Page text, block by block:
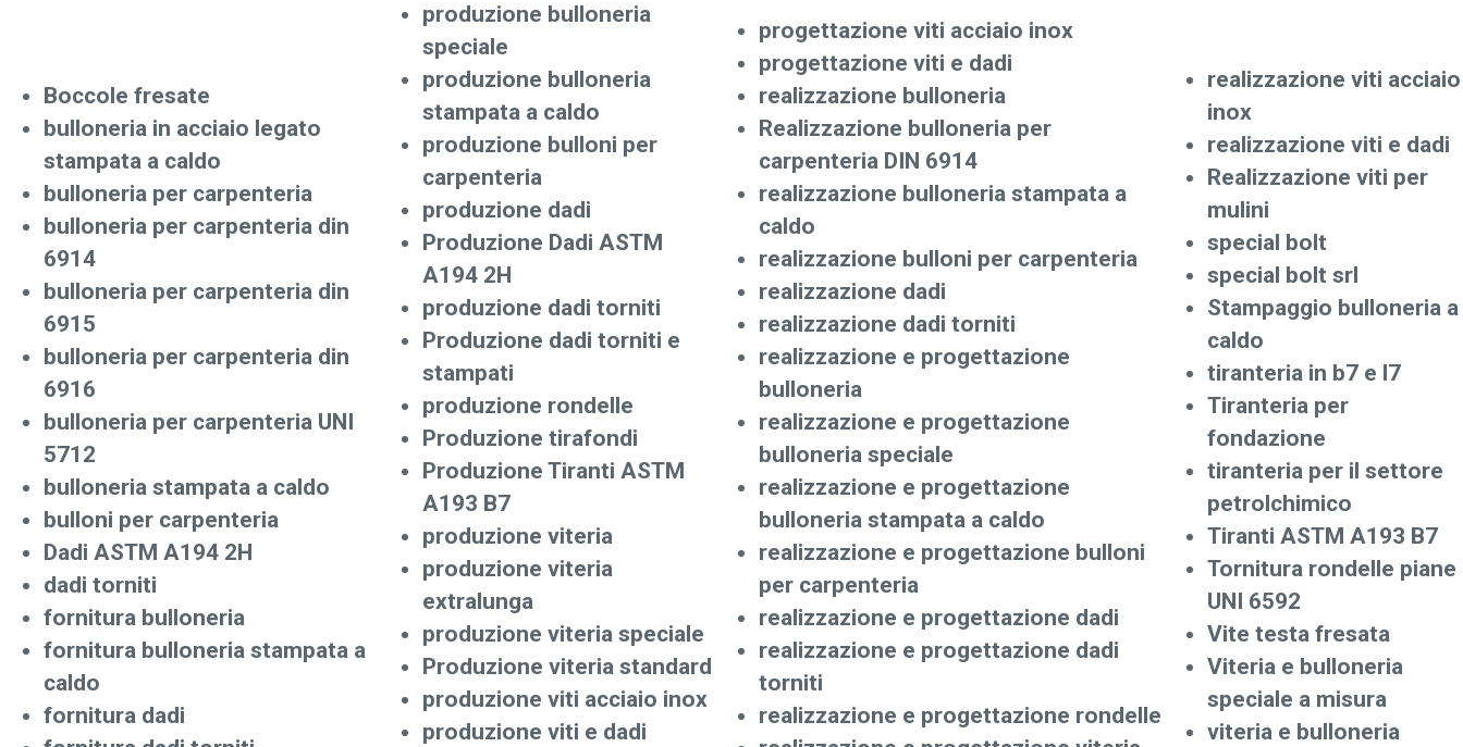
Boccole fresate
bulloneria in acciaio legato
stampata a caldo
bulloneria per carpenteria
bulloneria per carpenteria din
6914
bulloneria per carpenteria din
6915
bulloneria per carpenteria din
6916
bulloneria per carpenteria UNI
5712
bulloneria stampata a caldo
bulloni per carpenteria
Dadi ASTM A194 2H
dadi torniti
fornitura bulloneria
fornitura bulloneria stampata a
caldo
fornitura dadi
produzione bulloneria
speciale
produzione bulloneria
stampata a caldo
produzione bulloni per
carpenteria
produzione dadi
Produzione Dadi ASTM
A194 2H
produzione dadi torniti
Produzione dadi torniti e
stampati
produzione rondelle
Produzione tirafondi
Produzione Tiranti ASTM
A193 B7
produzione viteria
produzione viteria
extralunga
produzione viteria speciale
Produzione viteria standard
produzione viti acciaio inox
produzione viti e dadi
progettazione viti acciaio inox
progettazione viti e dadi
realizzazione bulloneria
Realizzazione bulloneria per
carpenteria DIN 6914
realizzazione bulloneria stampata a
caldo
realizzazione bulloni per carpenteria
realizzazione dadi
realizzazione dadi torniti
realizzazione e progettazione
bulloneria
realizzazione e progettazione
bulloneria speciale
realizzazione e progettazione
bulloneria stampata a caldo
realizzazione e progettazione bulloni
per carpenteria
realizzazione e progettazione dadi
realizzazione e progettazione dadi
torniti
realizzazione e progettazione rondelle
realizzazione viti acciaio
inox
realizzazione viti e dadi
Realizzazione viti per
mulini
special bolt
special bolt srl
Stampaggio bulloneria a
caldo
tiranteria in b7 e l7
Tiranteria per
fondazione
tiranteria per il settore
petrolchimico
Tiranti ASTM A193 B7
Tornitura rondelle piane
UNI 6592
Vite testa fresata
Viteria e bulloneria
speciale a misura
viteria e bulloneria